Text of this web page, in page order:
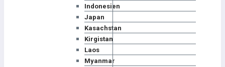
Indonesien
Japan
Kasachstan
Kirgistan
Laos
Myanmar